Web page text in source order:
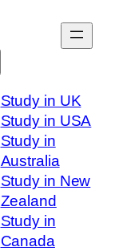
Study in UK
Study in USA
Study in
Australia
Study in New
Zealand
Study in
Canada